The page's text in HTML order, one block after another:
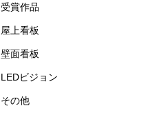
受賞作品
屋上看板
壁面看板
LEDビジョン
その他